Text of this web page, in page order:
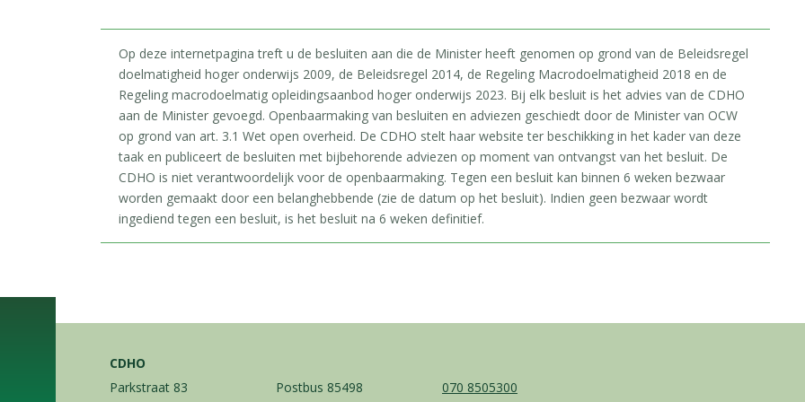
Op deze internetpagina treft u de besluiten aan die de Minister heeft genomen op grond van de Beleidsregel
doelmatigheid hoger onderwijs 2009, de Beleidsregel 2014, de Regeling Macrodoelmatigheid 2018 en de
Regeling macrodoelmatig opleidingsaanbod hoger onderwijs 2023. Bij elk besluit is het advies van de CDHO
aan de Minister gevoegd. Openbaarmaking van besluiten en adviezen geschiedt door de Minister van OCW
op grond van art. 3.1 Wet open overheid. De CDHO stelt haar website ter beschikking in het kader van deze
taak en publiceert de besluiten met bijbehorende adviezen op moment van ontvangst van het besluit. De
CDHO is niet verantwoordelijk voor de openbaarmaking. Tegen een besluit kan binnen 6 weken bezwaar
worden gemaakt door een belanghebbende (zie de datum op het besluit). Indien geen bezwaar wordt
ingediend tegen een besluit, is het besluit na 6 weken definitief.
CDHO
Parkstraat 83
Postbus 85498 070 8505300